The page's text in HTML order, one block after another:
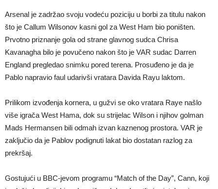
Arsenal je zadržao svoju vodeću poziciju u borbi za titulu nakon
što je Callum Wilsonov kasni gol za West Ham bio poništen.
Prvotno priznanje gola od strane glavnog sudca Chrisa
Kavanagha bilo je povučeno nakon što je VAR sudac Darren
England pregledao snimku pored terena. Prosuđeno je da je
Pablo napravio faul udarivši vratara Davida Rayu laktom.
Prilikom izvođenja kornera, u gužvi se oko vratara Raye našlo
više igrača West Hama, dok su strijelac Wilson i njihov golman
Mads Hermansen bili odmah izvan kaznenog prostora. VAR je
zaključio da je Pablov podignuti lakat bio dostatan razlog za
prekršaj.
Gostujući u BBC-jevom programu “Match of the Day”, Cann, koji